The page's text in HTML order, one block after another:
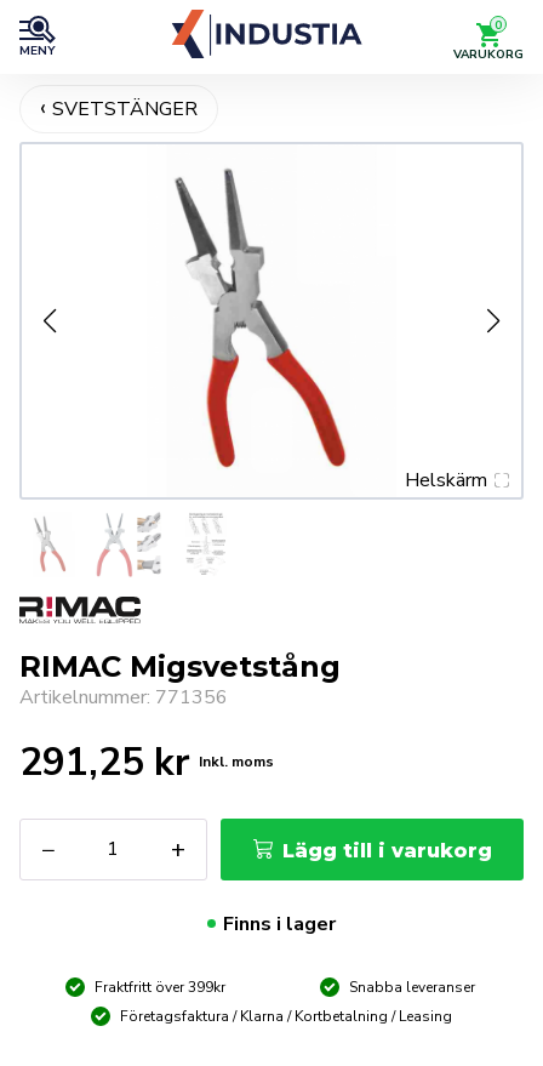
MENY
0
VARUKORG
SVETSTÄNGER
Helskärm
RIMAC Migsvetstång
Artikelnummer: 771356
291,25 kr Inkl. moms
−
Migsvetstång
mängd
+ Lägg till i varukorg
Finns i lager
Fraktfritt över 399kr
Snabba leveranser
Företagsfaktura / Klarna / Kortbetalning / Leasing